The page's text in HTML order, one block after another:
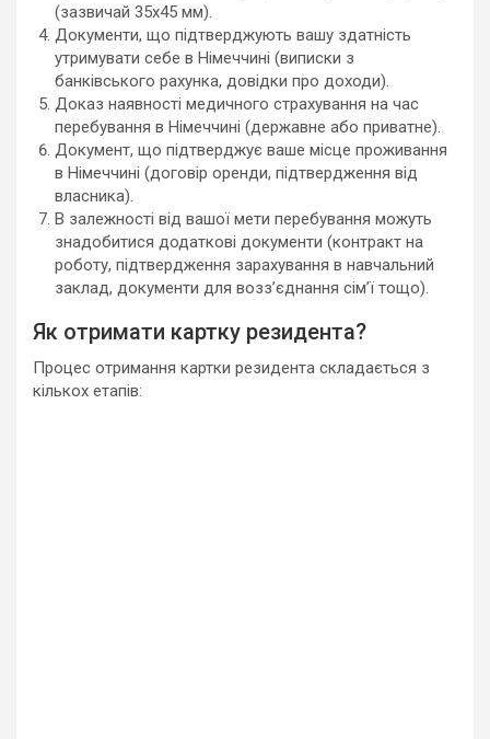
(зазвичай 35х45 мм).
Документи, що підтверджують вашу здатність
утримувати себе в Німеччині (виписки з
банківського рахунка, довідки про доходи).
Доказ наявності медичного страхування на час
перебування в Німеччині (державне або приватне).
Документ, що підтверджує ваше місце проживання
в Німеччині (договір оренди, підтвердження від
власника).
В залежності від вашої мети перебування можуть
знадобитися додаткові документи (контракт на
роботу, підтвердження зарахування в навчальний
заклад, документи для возз’єднання сім’ї тощо).
Як отримати картку резидента?
Процес отримання картки резидента складається з
кількох етапів: